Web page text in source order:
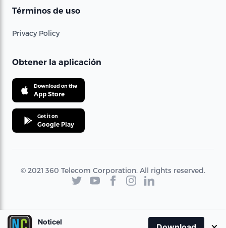
Términos de uso
Privacy Policy
Obtener la aplicación
Download on the
App Store
Get it on
Google Play
© 2021 360 Telecom Corporation. All rights reserved.
Noticel